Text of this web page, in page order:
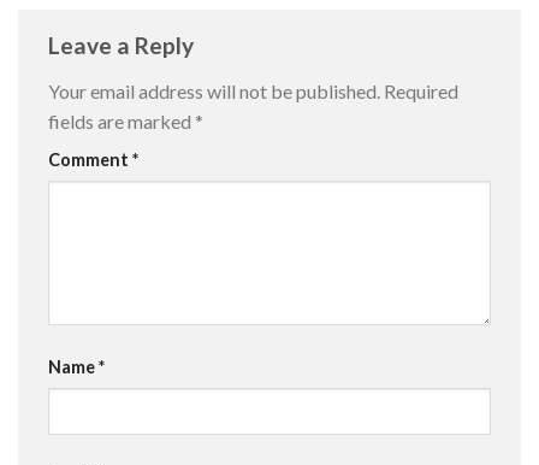
Leave a Reply
Your email address will not be published. Required
fields are marked *
Comment *
Name*